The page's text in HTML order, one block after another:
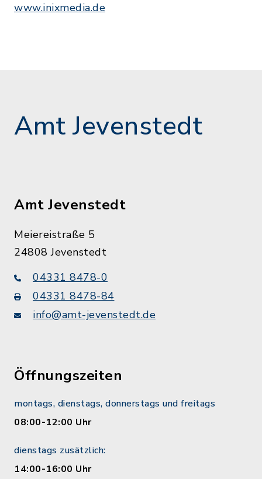
www.inixmedia.de
Amt Jevenstedt
Amt Jevenstedt
Meiereistraße 5
24808 Jevenstedt
04331 8478-0
04331 8478-84
info@amt-jevenstedt.de
Öffnungszeiten
montags, dienstags, donnerstags und freitags
08:00-12:00 Uhr
dienstags zusätzlich:
14:00-16:00 Uhr